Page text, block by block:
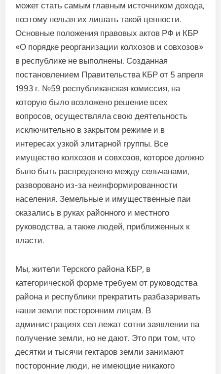
может стать самым главным источником дохода,
поэтому нельзя их лишать такой ценности.
Основные положения правовых актов РФ и КБР
«О порядке реорганизации колхозов и совхозов»
в республике не выполнены. Созданная
постановлением Правительства КБР от 5 апреля
1993 г. №59 республиканская комиссия, на
которую было возложено решение всех
вопросов, осуществляла свою деятельность
исключительно в закрытом режиме и в
интересах узкой элитарной группы. Все
имущество колхозов и совхозов, которое должно
было быть распределено между сельчанами,
разворовано из-за неинформированности
населения. Земельные и имущественные паи
оказались в руках районного и местного
руководства, а также людей, приближенных к
власти.
Мы, жители Терского района КБР, в
категорической форме требуем от руководства
района и республики прекратить разбазаривать
наши земли посторонним лицам. В
администрациях сел лежат сотни заявлении па
получение земли, но не дают. Это при том, что
десятки и тысячи гектаров земли занимают
посторонние люди, не имеющие никакого